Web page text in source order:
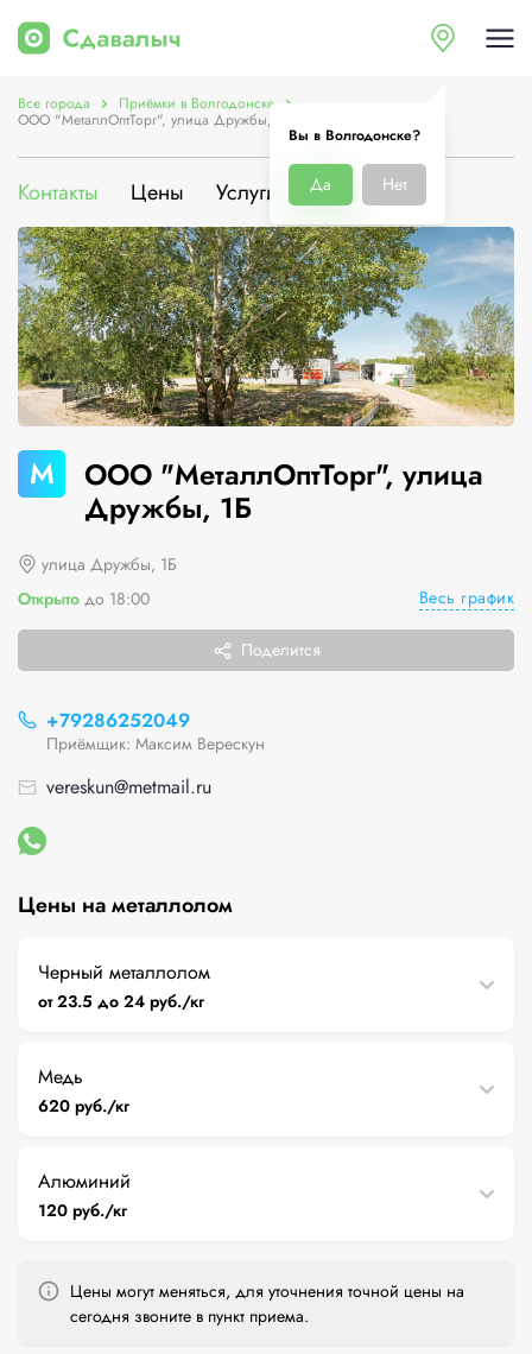
Вы в Волгодонске?
Да Нет
Все города Приёмки в Волгодонске
ООО "МеталлОптТорг", улица Дружбы, 1Б
Контакты Цены Услуги О компании
М
ООО "МеталлОптТорг", улица
Дружбы, 1Б
улица Дружбы, 1Б
Открыто до 18:00 Весь график
Поделится
+79286252049
Приёмщик: Максим Верескун
vereskun@metmail.ru
Цены на металлолом
Черный металлолом
от 23.5 до 24 руб./кг
Медь
620 руб./кг
Алюминий
120 руб./кг
Цены могут меняться, для уточнения точной цены на
сегодня звоните в пункт приема.